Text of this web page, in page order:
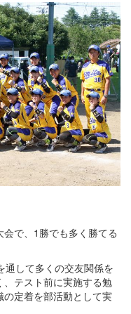
で、 1 勝でも多く勝てる
通して多くの交友関係を
テスト前に実施する勉
定着を部活動として実